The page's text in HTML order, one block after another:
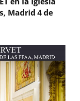
Madrid 4 de